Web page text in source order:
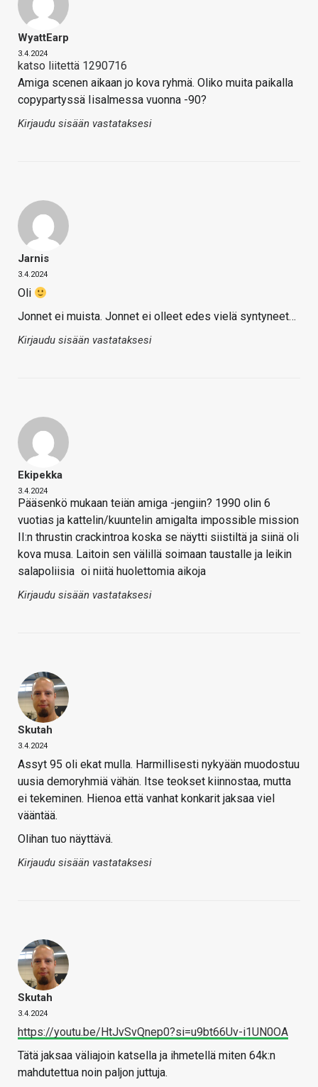
WyattEarp
3.4.2024
katso liitettä 1290716
Amiga scenen aikaan jo kova ryhmä. Oliko muita paikalla
copypartyssä Iisalmessa vuonna -90?
Kirjaudu sisään vastataksesi
Jarnis
3.4.2024
Oli
Jonnet ei muista. Jonnet ei olleet edes vielä syntyneet…
Kirjaudu sisään vastataksesi
Ekipekka
3.4.2024
Pääsenkö mukaan teiän amiga -jengiin? 1990 olin 6
vuotias ja kattelin/kuuntelin amigalta impossible mission
II:n thrustin crackintroa koska se näytti siistiltä ja siinä oli
kova musa. Laitoin sen välillä soimaan taustalle ja leikin
salapoliisia oi niitä huolettomia aikoja
Kirjaudu sisään vastataksesi
Skutah
3.4.2024
Assyt 95 oli ekat mulla. Harmillisesti nykyään muodostuu
uusia demoryhmiä vähän. Itse teokset kiinnostaa, mutta
ei tekeminen. Hienoa että vanhat konkarit jaksaa viel
vääntää.
Olihan tuo näyttävä.
Kirjaudu sisään vastataksesi
Skutah
3.4.2024
https://youtu.be/HtJvSvQnep0?si=u9bt66Uv-i1UN0OA
Tätä jaksaa väliajoin katsella ja ihmetellä miten 64k:n
mahdutettua noin paljon juttuja.